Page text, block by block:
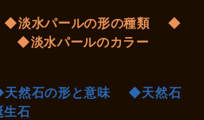
◆淡水パールの形の種類
◆
◆淡水パールのカラー
然石の形と意味
◆天然石
石